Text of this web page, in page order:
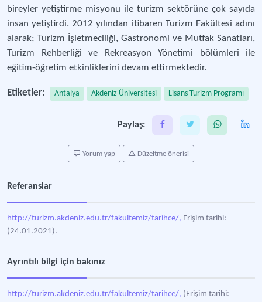
bireyler yetiştirme misyonu ile turizm sektörüne çok sayıda
insan yetiştirdi. 2012 yılından itibaren Turizm Fakültesi adını
alarak; Turizm İşletmeciliği, Gastronomi ve Mutfak Sanatları,
Turizm Rehberliği ve Rekreasyon Yönetimi bölümleri ile
eğitim-öğretim etkinliklerini devam ettirmektedir.
Etiketler: Antalya Akdeniz Üniversitesi Lisans Turizm Programı
Paylaş:
Yorum yap Düzeltme önerisi
Referanslar
http://turizm.akdeniz.edu.tr/fakultemiz/tarihce/, Erişim tarihi:
(24.01.2021).
Ayrıntılı bilgi için bakınız
http://turizm.akdeniz.edu.tr/fakultemiz/tarihce/, (Erişim tarihi: